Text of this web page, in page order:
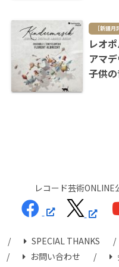
［新譜
レオ
アマ
子供
レコード芸術ONLINE
SPECIAL THANKS
お問い合わせ